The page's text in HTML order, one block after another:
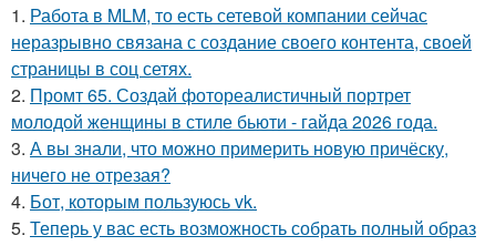
1. Работа в MLM, то есть сетевой компании сейчас
неразрывно связана с создание своего контента, своей
страницы в соц сетях.
2. Промт 65. Создай фотореалистичный портрет
молодой женщины в стиле бьюти - гайда 2026 года.
3. А вы знали, что можно примерить новую причёску,
ничего не отрезая?
4. Бот, которым пользуюсь vk.
5. Теперь у вас есть возможность собрать полный образ